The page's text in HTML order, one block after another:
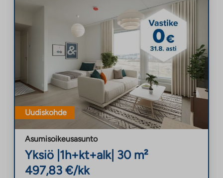
Uudiskohde
Asumisoikeusasunto
Yksiö 1h+kt+alk| 30 m²
497,83 €/kk